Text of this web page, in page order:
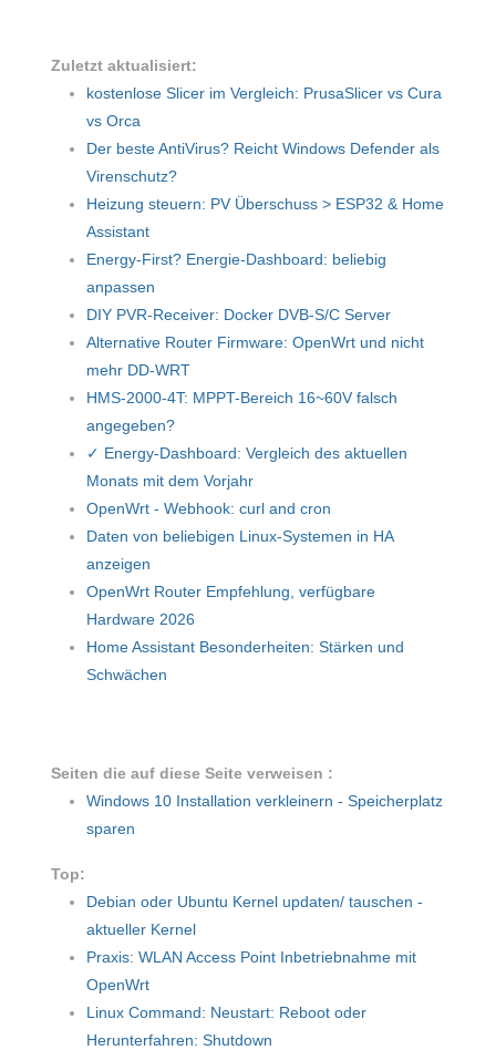
Zuletzt aktualisiert:
kostenlose Slicer im Vergleich: PrusaSlicer vs Cura
vs Orca
Der beste AntiVirus? Reicht Windows Defender als
Virenschutz?
Heizung steuern: PV Überschuss > ESP32 & Home
Assistant
Energy-First? Energie-Dashboard: beliebig
anpassen
DIY PVR-Receiver: Docker DVB-S/C Server
Alternative Router Firmware: OpenWrt und nicht
mehr DD-WRT
HMS-2000-4T: MPPT-Bereich 16~60V falsch
angegeben?
✓ Energy-Dashboard: Vergleich des aktuellen
Monats mit dem Vorjahr
OpenWrt - Webhook: curl and cron
Daten von beliebigen Linux-Systemen in HA
anzeigen
OpenWrt Router Empfehlung, verfügbare
Hardware 2026
Home Assistant Besonderheiten: Stärken und
Schwächen
Seiten die auf diese Seite verweisen :
Windows 10 Installation verkleinern - Speicherplatz
sparen
Top:
Debian oder Ubuntu Kernel updaten/ tauschen -
aktueller Kernel
Praxis: WLAN Access Point Inbetriebnahme mit
OpenWrt
Linux Command: Neustart: Reboot oder
Herunterfahren: Shutdown